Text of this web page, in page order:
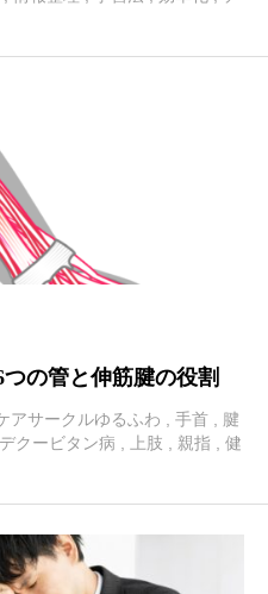
の管と伸筋腱の役割
アサークルゆるふわ , 手首 , 腱
デクービタン病 上肢 親指
健